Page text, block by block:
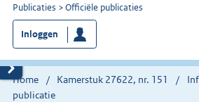
U
bent
nu
hier:
Publicaties Officiële publicaties
Inloggen
Home Kamerstuk 27622, nr. 151
publicatie